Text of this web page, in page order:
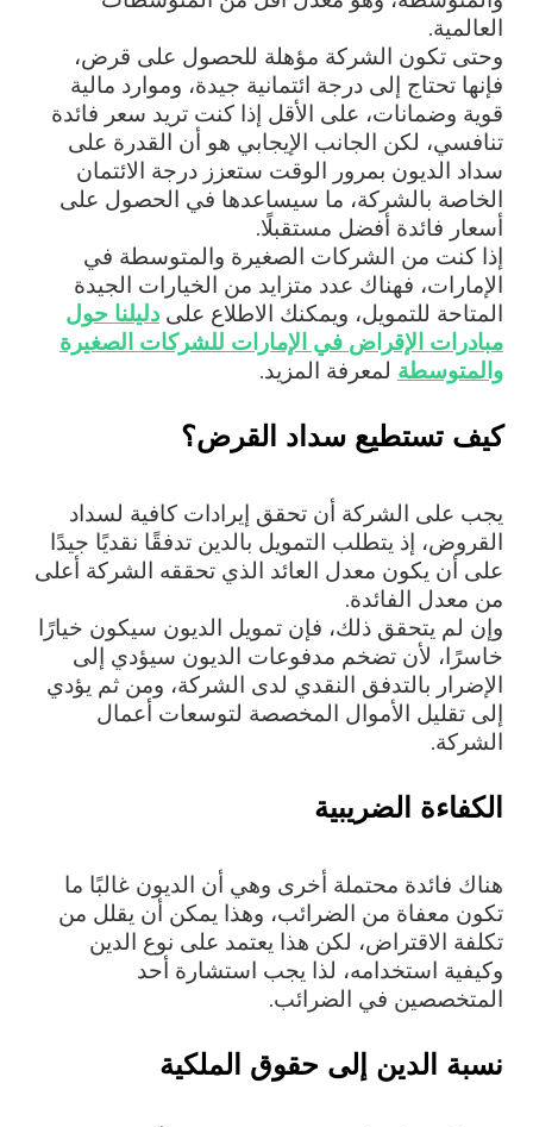
العالمية.
وحتى تكون الشركة مؤهلة للحصول على قرض،
فإنها تحتاج إلى درجة ائتمانية جيدة، وموارد مالية
قوية وضمانات، على الأقل إذا كنت تريد سعر فائدة
تنافسي، لكن الجانب الإيجابي هو أن القدرة على
سداد الديون بمرور الوقت ستعزز درجة الائتمان
الخاصة بالشركة، ما سيساعدها في الحصول على
أسعار فائدة أفضل مستقبلًا.
إذا كنت من الشركات الصغيرة والمتوسطة في
الإمارات، فهناك عدد متزايد من الخيارات الجيدة
المتاحة للتمويل، ويمكنك الاطلاع على دليلنا حول
مبادرات الإقراض في الإمارات للشركات الصغيرة
والمتوسطة لمعرفة المزيد.
كيف تستطيع سداد القرض؟
يجب على الشركة أن تحقق إيرادات كافية لسداد
القروض، إذ يتطلب التمويل بالدين تدفقًا نقديًا جيدًا
على أن يكون معدل العائد الذي تحققه الشركة أعلى
من معدل الفائدة.
وإن لم يتحقق ذلك، فإن تمويل الديون سيكون خيارًا
خاسرًا، لأن تضخم مدفوعات الديون سيؤدي إلى
الإضرار بالتدفق النقدي لدى الشركة، ومن ثم يؤدي
إلى تقليل الأموال المخصصة لتوسعات أعمال
الشركة.
الكفاءة الضريبية
هناك فائدة محتملة أخرى وهي أن الديون غالبًا ما
تكون معفاة من الضرائب، وهذا يمكن أن يقلل من
تكلفة الاقتراض، لكن هذا يعتمد على نوع الدين
وكيفية استخدامه، لذا يجب استشارة أحد
المتخصصين في الضرائب.
نسبة الدين إلى حقوق الملكية